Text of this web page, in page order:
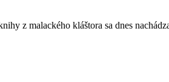
z malackého kláštora sa dnes